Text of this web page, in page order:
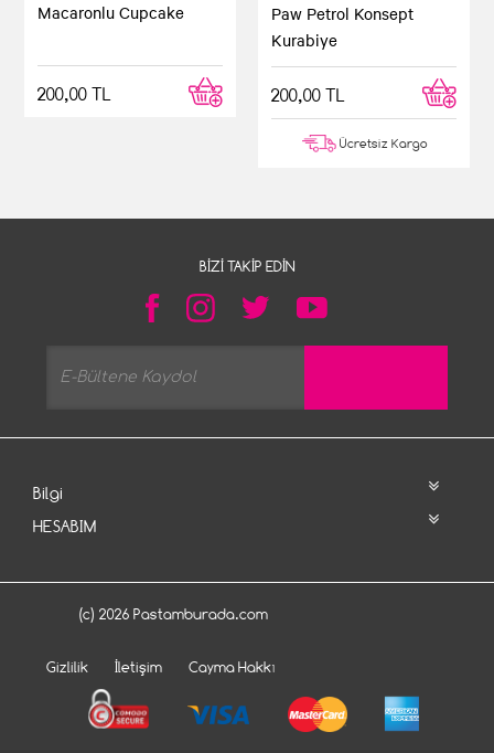
Macaronlu Cupcake
200,00 TL
Paw Petrol Konsept
Kurabiye
200,00 TL
Ücretsiz Kargo
BIZI TAKIP EDIN
Bilgi
HESABIM
(c) 2026 Pastamburada.com
Gizlilik İletişim Cayma Hakkı